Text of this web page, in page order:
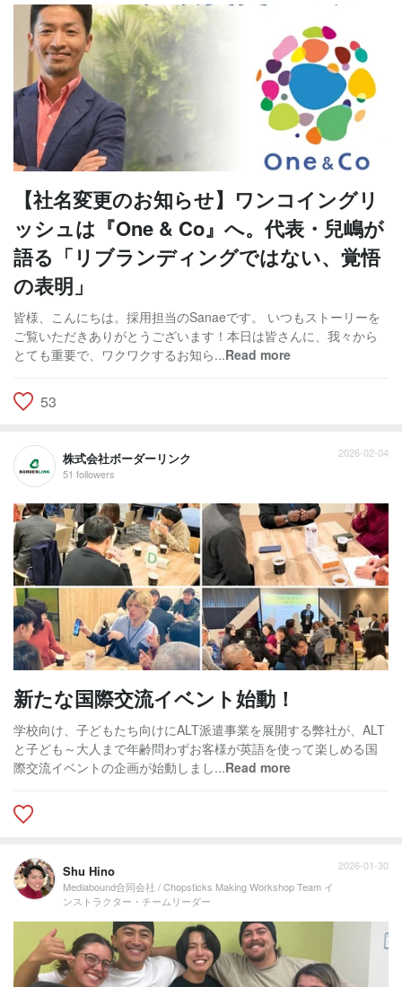
【社名変更のお知らせ】ワンコイングリ
ッシュは『One & Co』へ。代表・兒嶋が
語る「リブランディングではない、覚悟
の表明」
皆様、こんにちは。採用担当のSanaeです。 いつもストーリーを
ご覧いただきありがとうございます！本日は皆さんに、我々から
とても重要で、ワクワクするお知ら...Read more
53
株式会社ボーダーリンク
51 followers
2026-02-04
新たな国際交流イベント始動！
学校向け、子どもたち向けにALT派遣事業を展開する弊社が、ALT
と子ども～大人まで年齢問わずお客様が英語を使って楽しめる国
際交流イベントの企画が始動しまし...Read more
Shu Hino
Mediabound合同会社 / Chopsticks Making Workshop Team イ
ンストラクター・チームリーダー
2026-01-30